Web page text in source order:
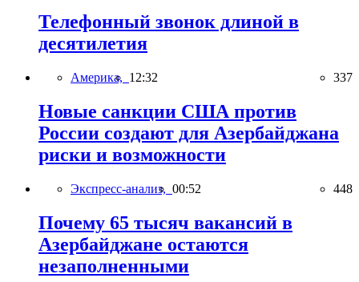
Телефонный звонок длиной в
десятилетия
Америка, 12:32 337
Новые санкции США против
России создают для Азербайджана
риски и возможности
Экспресс-анализ, 00:52 448
Почему 65 тысяч вакансий в
Азербайджане остаются
незаполненными